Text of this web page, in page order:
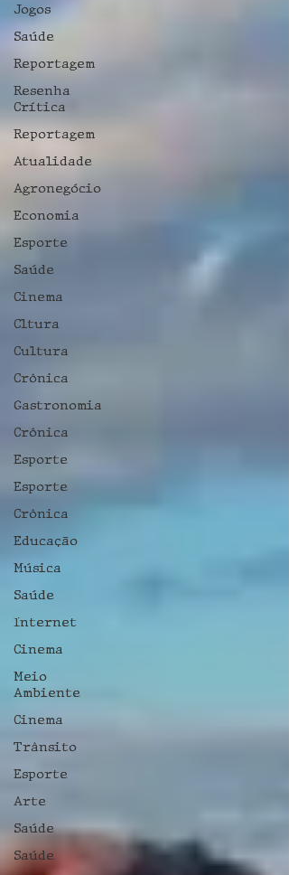
Jogos
Saúde
Reportagem
Resenha
Crítica
Reportagem
Atualidade
Agronegócio
Economia
Esporte
Saúde
Cinema
Cltura
Cultura
Crônica
Gastronomia
Crônica
Esporte
Esporte
Crônica
Educação
Música
Saúde
Internet
Cinema
Meio
Ambiente
Cinema
Trânsito
Esporte
Arte
Saúde
Saúde